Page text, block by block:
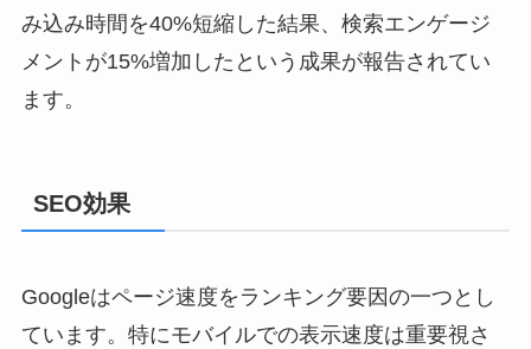
み込み時間を40%短縮した結果、検索エンゲージ
メントが15%増加したという成果が報告されてい
ます。
SEO効果
Googleはページ速度をランキング要因の一つとし
ています。特にモバイルでの表示速度は重要視さ